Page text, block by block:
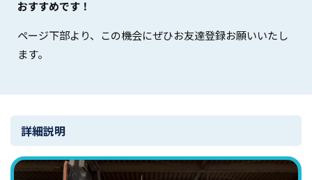
おすすめです！
ページ下部より、この機会にぜひお友達登録お願いいたし
ます。
詳細説明